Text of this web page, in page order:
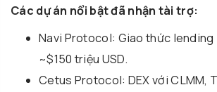
Các dự án nổi bật đã nhận tài trợ:
Navi Protocol: Giao thức lending
~$150 triệu USD.
Cetus Protocol: DEX với CLMM,